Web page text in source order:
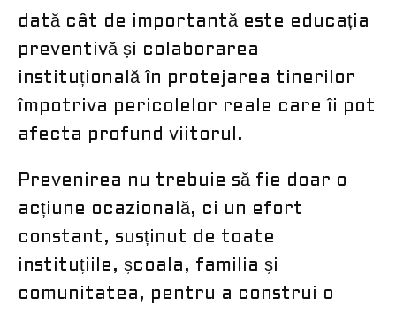
dată cât de importantă este educația
preventivă și colaborarea
instituțională în protejarea tinerilor
împotriva pericolelor reale care îi pot
afecta profund viitorul.
Prevenirea nu trebuie să fie doar o
acțiune ocazională, ci un efort
constant, susținut de toate
instituțiile, școala, familia și
comunitatea, pentru a construi o